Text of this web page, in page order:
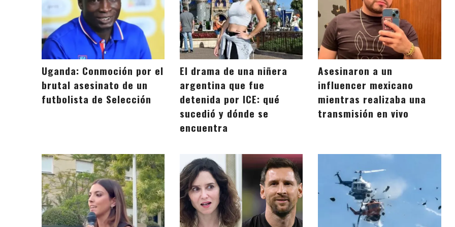
Uganda: Conmoción por el
brutal asesinato de un
futbolista de Selección
El drama de una niñera
argentina que fue
detenida por ICE: qué
sucedió y dónde se
encuentra
Asesinaron a un
influencer mexicano
mientras realizaba una
transmisión en vivo